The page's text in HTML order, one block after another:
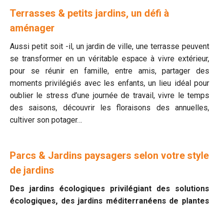
Terrasses & petits jardins, un défi à
aménager
Aussi petit soit -il, un jardin de ville, une terrasse peuvent
se transformer en un véritable espace à vivre extérieur,
pour se réunir en famille, entre amis, partager des
moments privilégiés avec les enfants, un lieu idéal pour
oublier le stress d’une journée de travail, vivre le temps
des saisons, découvrir les floraisons des annuelles,
cultiver son potager…
Parcs & Jardins paysagers selon votre style
de jardins
Des jardins écologiques privilégiant des solutions
écologiques, des jardins méditerranéens de plantes